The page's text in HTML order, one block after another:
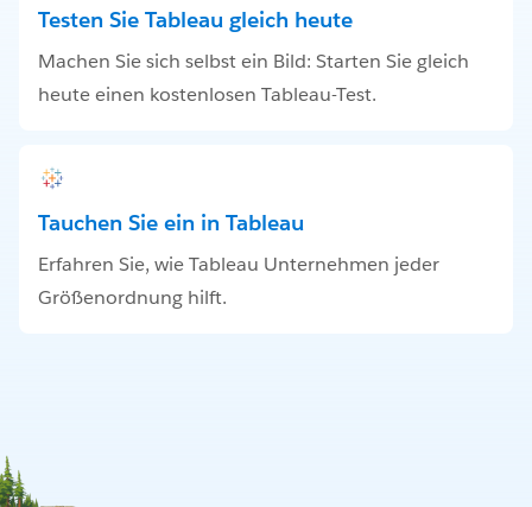
Testen Sie Tableau gleich heute
Machen Sie sich selbst ein Bild: Starten Sie gleich
heute einen kostenlosen Tableau-Test.
Tauchen Sie ein in Tableau
Erfahren Sie, wie Tableau Unternehmen jeder
Größenordnung hilft.